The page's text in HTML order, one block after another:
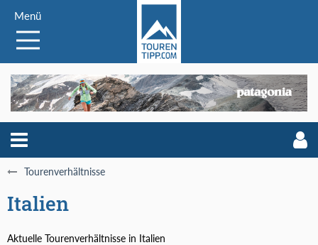
Menü
Tourenverhältnisse
Italien
Aktuelle Tourenverhältnisse in Italien